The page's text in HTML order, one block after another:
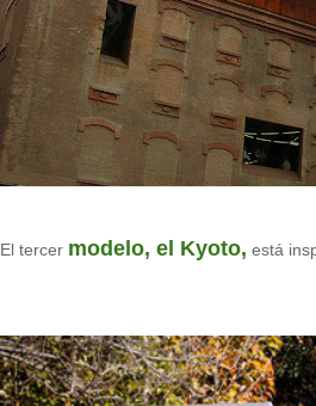
El tercer modelo, el Kyoto, está